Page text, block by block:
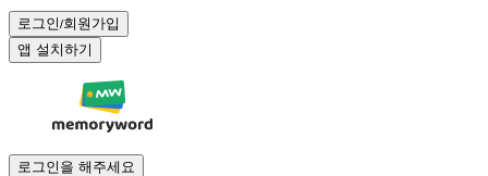
로그인/회원가입
앱 설치하기
로그인을 해주세요